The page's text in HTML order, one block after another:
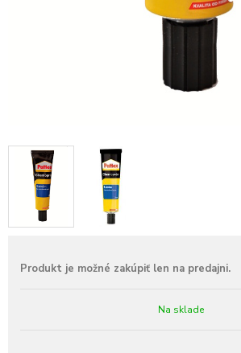
Na sklade